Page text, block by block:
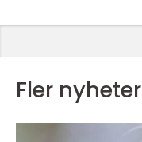
Fler nyheter